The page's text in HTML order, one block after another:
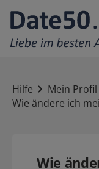
Hilfe
Mein Profil
Wie ändere ich
Wie